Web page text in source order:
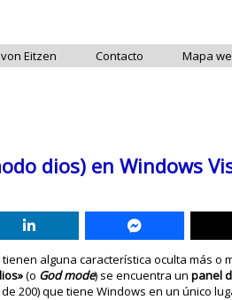
Eitzen Contacto Mapa
dios) en Windows
alguna característica oculta más o
(o God mode) se encuentra unpanel
200) que tiene Windows en un único